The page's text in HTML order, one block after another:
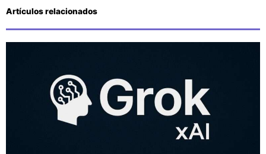
Artículos relacionados